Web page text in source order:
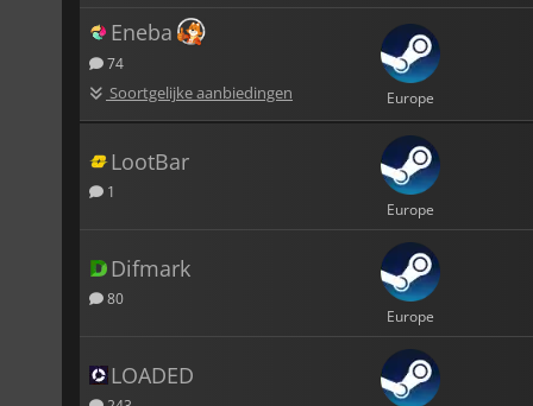
Eneba
74
Soortgelijke aanbiedingen Europe
LootBar
1
Europe
Difmark
80
Europe
LOADED